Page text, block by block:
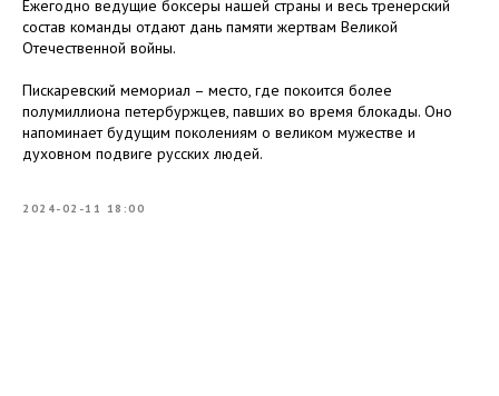
Ежегодно ведущие боксеры нашей страны и весь тренерский
состав команды отдают дань памяти жертвам Великой
Отечественной войны.
Пискаревский мемориал – место, где покоится более
полумиллиона петербуржцев, павших во время блокады. Оно
напоминает будущим поколениям о великом мужестве и
духовном подвиге русских людей.
2024-02-11 18:00